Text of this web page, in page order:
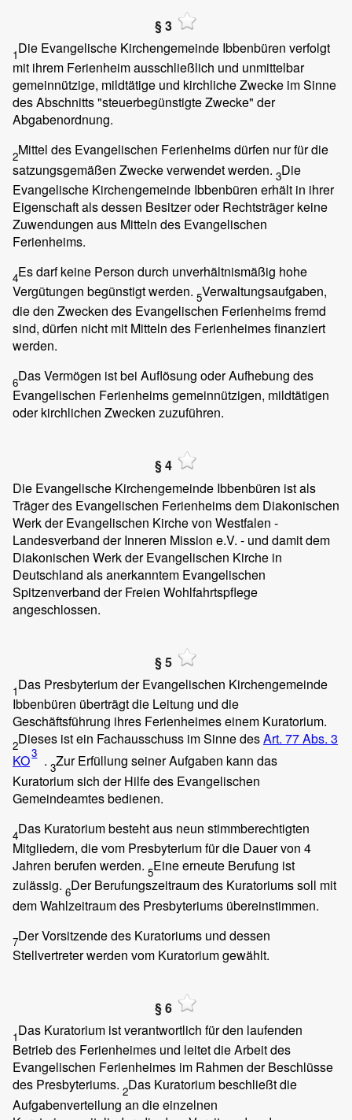
§ 3
1Die Evangelische Kirchengemeinde Ibbenbüren verfolgt
mit ihrem Ferienheim ausschließlich und unmittelbar
gemeinnützige, mildtätige und kirchliche Zwecke im Sinne
des Abschnitts "steuerbegünstigte Zwecke" der
Abgabenordnung.
2Mittel des Evangelischen Ferienheims dürfen nur für die
satzungsgemäßen Zwecke verwendet werden. 3Die
Evangelische Kirchengemeinde Ibbenbüren erhält in ihrer
Eigenschaft als dessen Besitzer oder Rechtsträger keine
Zuwendungen aus Mitteln des Evangelischen
Ferienheims.
4Es darf keine Person durch unverhältnismäßig hohe
Vergütungen begünstigt werden. 5Verwaltungsaufgaben,
die den Zwecken des Evangelischen Ferienheims fremd
sind, dürfen nicht mit Mitteln des Ferienheimes finanziert
werden.
6Das Vermögen ist bei Auflösung oder Aufhebung des
Evangelischen Ferienheims gemeinnützigen, mildtätigen
oder kirchlichen Zwecken zuzuführen.
§ 4
Die Evangelische Kirchengemeinde Ibbenbüren ist als
Träger des Evangelischen Ferienheims dem Diakonischen
Werk der Evangelischen Kirche von Westfalen -
Landesverband der Inneren Mission e.V. - und damit dem
Diakonischen Werk der Evangelischen Kirche in
Deutschland als anerkanntem Evangelischen
Spitzenverband der Freien Wohlfahrtspflege
angeschlossen.
§ 5
1Das Presbyterium der Evangelischen Kirchengemeinde
Ibbenbüren überträgt die Leitung und die
Geschäftsführung ihres Ferienheimes einem Kuratorium.
2Dieses ist ein Fachausschuss im Sinne desArt. 77 Abs. 3
KO3 .3Zur Erfüllung seiner Aufgaben kann das
Kuratorium sich der Hilfe des Evangelischen
Gemeindeamtes bedienen.
4Das Kuratorium besteht aus neun stimmberechtigten
Mitgliedern, die vom Presbyterium für die Dauer von 4
Jahren berufen werden. 5Eine erneute Berufung ist
zulässig. 6Der Berufungszeitraum des Kuratoriums soll mit
dem Wahlzeitraum des Presbyteriums übereinstimmen.
7Der Vorsitzende des Kuratoriums und dessen
Stellvertreter werden vom Kuratorium gewählt.
§ 6
1Das Kuratorium ist verantwortlich für den laufenden
Betrieb des Ferienheimes und leitet die Arbeit des
Evangelischen Ferienheimes im Rahmen der Beschlüsse
des Presbyteriums. 2Das Kuratorium beschließt die
Aufgabenverteilung an die einzelnen